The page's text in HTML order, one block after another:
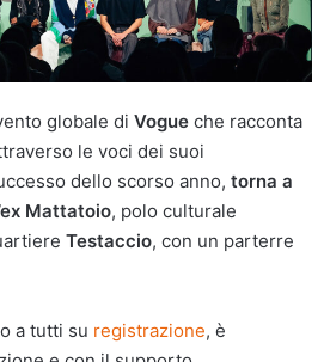
globale di Vogue che racconta
le voci dei suoi
dello scorso anno, torna a
Mattatoio, polo culturale
Testaccio, con un parterre
a tutti su registrazione, è